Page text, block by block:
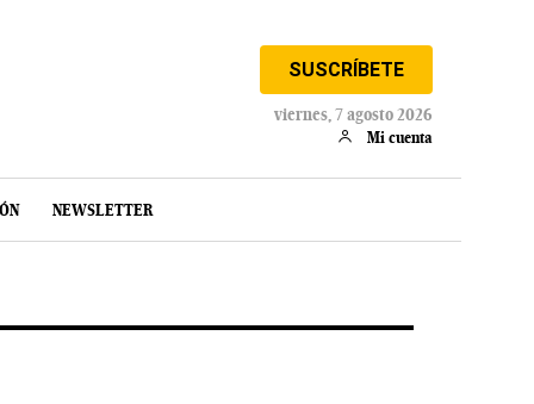
SUSCRÍBETE
viernes, 7 agosto 2026
Mi cuenta
NEWSLETTER